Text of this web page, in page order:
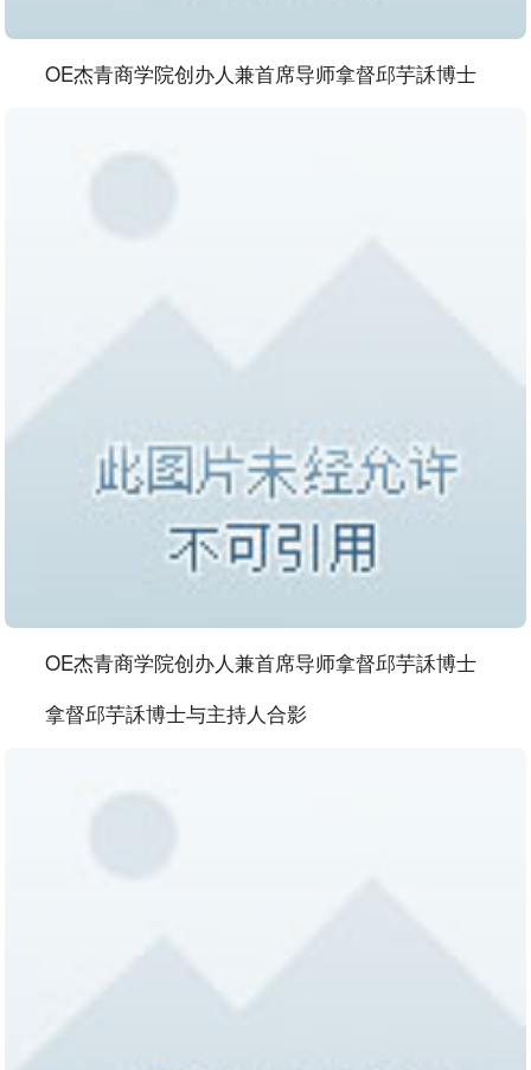
OE杰青商学院创办人兼首席导师拿督邱芋訸博士
OE杰青商学院创办人兼首席导师拿督邱芋訸博士
拿督邱芋訸博士与主持人合影